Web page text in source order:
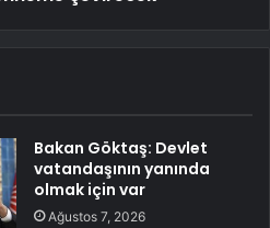
Bakan Göktaş: Devlet
vatandaşının yanında
olmak için var
Ağustos 7, 2026